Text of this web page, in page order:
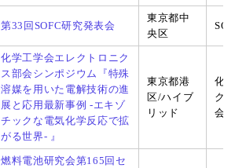
第33回SOFC研究発表会
東京都中
央区
化学工学会エレクトロニク
ス部会シンポジウム『特殊
溶媒を用いた電解技術の進
展と応用最新事例 -エキゾ
チックな電気化学反応で拡
がる世界- 』
東京都港
区/ハイブ
リッド
化
ク
会
燃料電池研究会第165回セ